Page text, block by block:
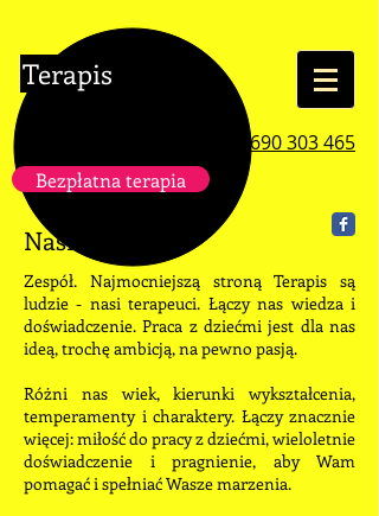
Terapis
tel. 690 303 465
Bezpłatna terapia
Nasi specjaliści
Zespół. Najmocniejszą stroną Terapis są
ludzie - nasi terapeuci. Łączy nas wiedza i
doświadczenie. Praca z dziećmi jest dla nas
ideą, trochę ambicją, na pewno pasją.
Różni nas wiek, kierunki wykształcenia,
temperamenty i charaktery. Łączy znacznie
więcej: miłość do pracy z dziećmi, wieloletnie
doświadczenie i pragnienie, aby Wam
pomagać i spełniać Wasze marzenia.